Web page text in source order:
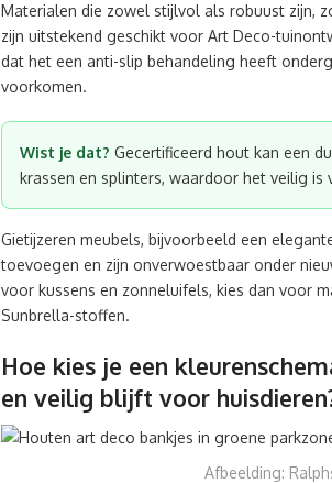
Materialen die zowel stijlvol als robuust zijn,
zijn uitstekend geschikt voor Art Deco-
dat het een anti-slip behandeling heeft
voorkomen.
Wist je dat? Gecertificeerd hout kan een
krassen en splinters, waardoor het veilig is
Gietijzeren meubels, bijvoorbeeld een
toevoegen en zijn onverwoestbaar onder
voor kussens en zonneluifels, kies dan voor
Sunbrella-stoffen.
Hoe kies je een
en veilig blijft voor
Afbeelding: